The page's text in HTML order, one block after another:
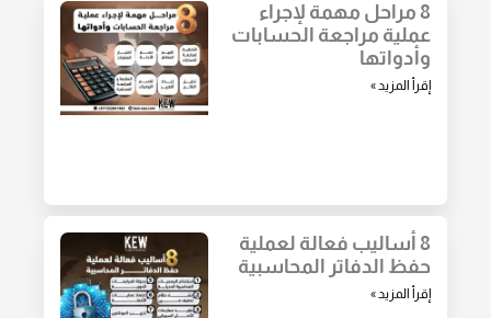
8 مراحل مهمة لإجراء
عملية مراجعة الحسابات
وأدواتها
إقرأ المزيد »
8 أساليب فعالة لعملية
حفظ الدفاتر المحاسبية
إقرأ المزيد »